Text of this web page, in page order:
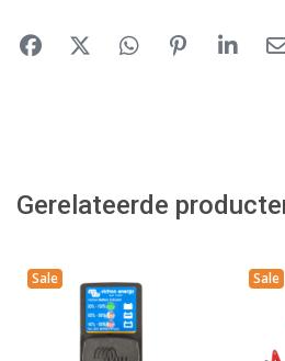
Gerelateerde
Sale Sale